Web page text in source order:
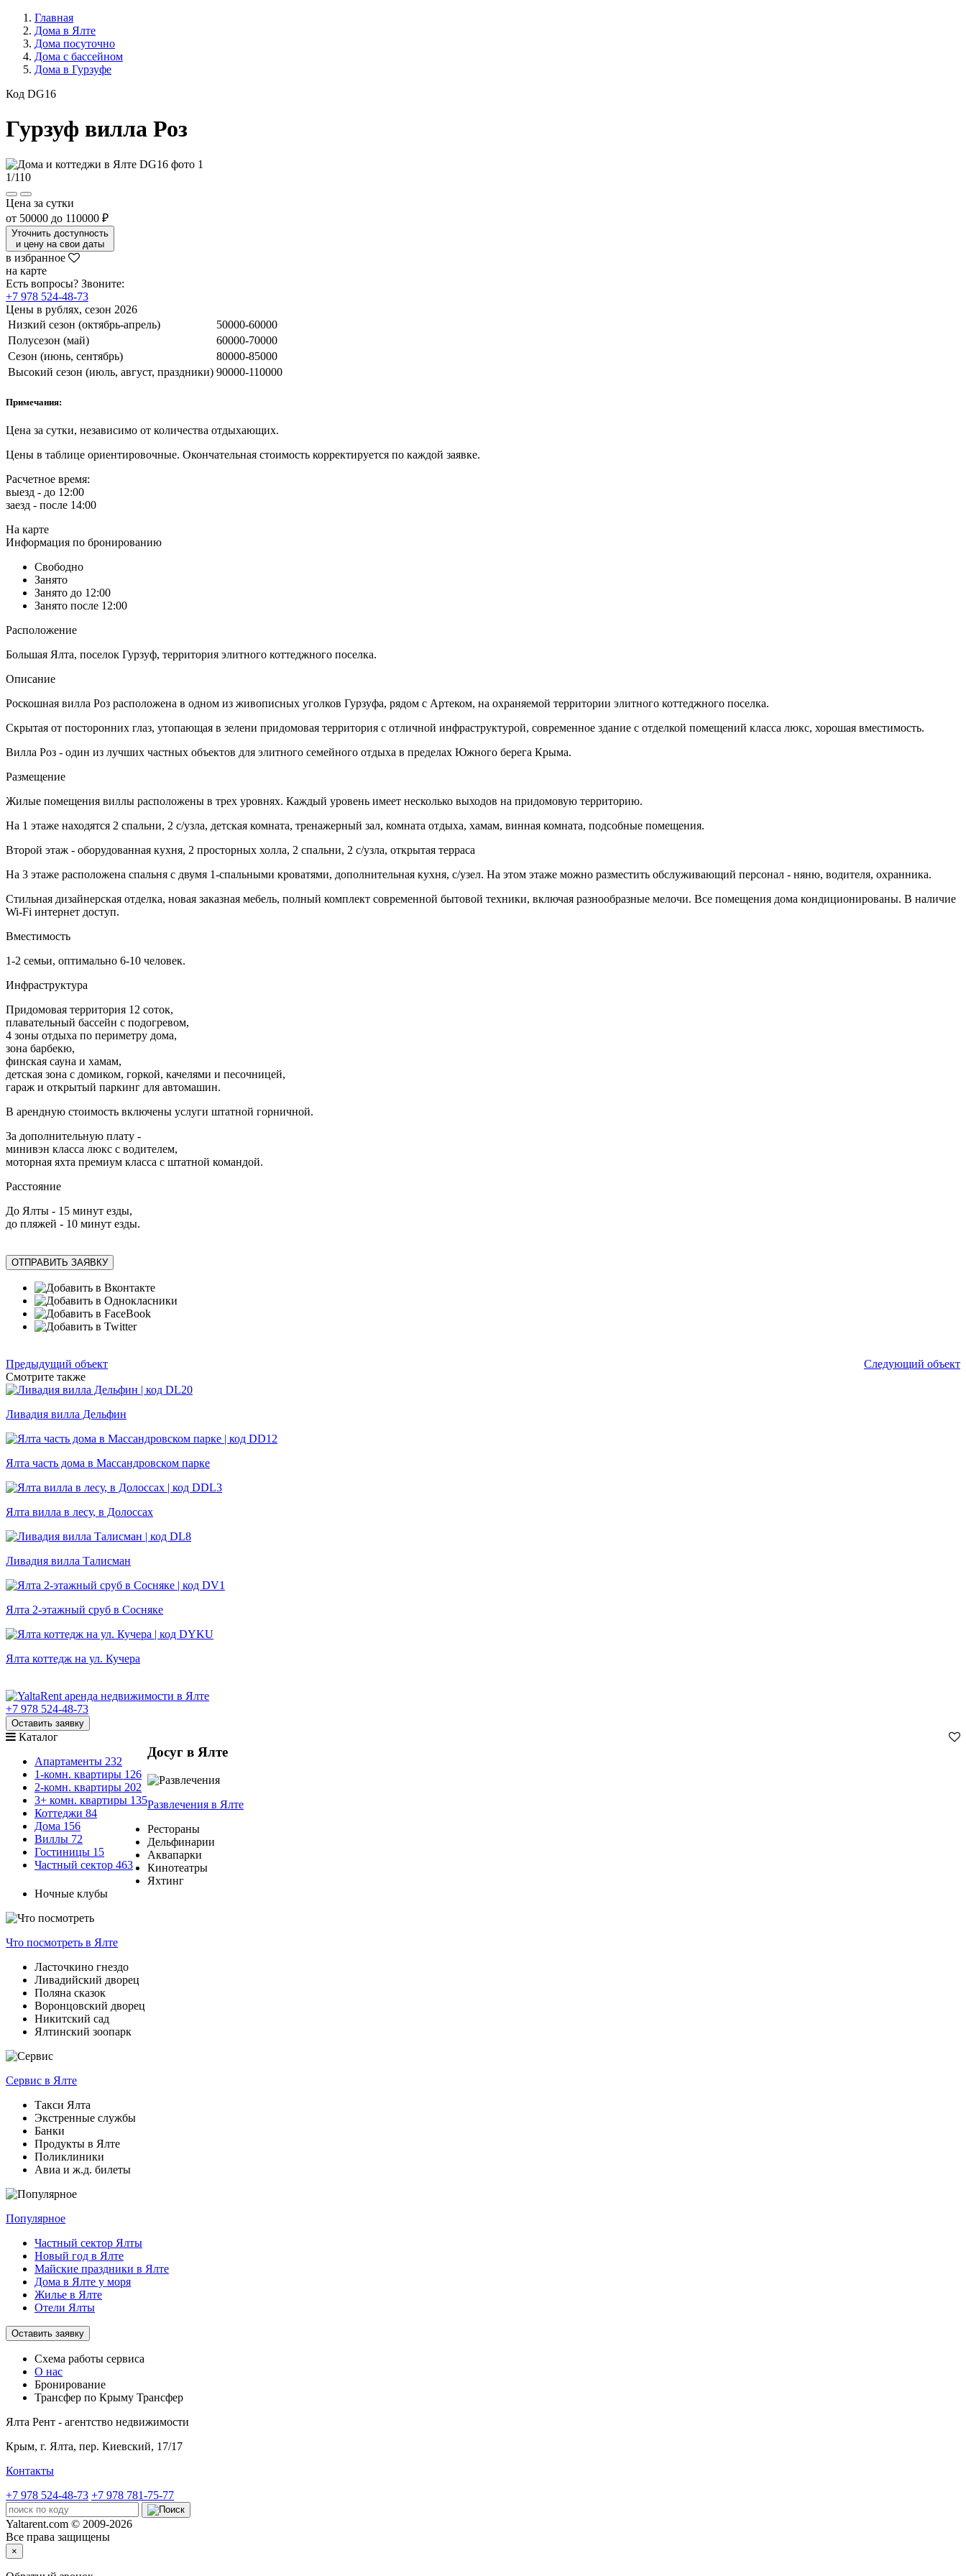
Главная
Дома в Ялте
Дома посуточно
Дома с бассейном
Дома в Гурзуфе
Код DG16
Гурзуф вилла Роз
1/110
Цена за сутки
от 50000 до 110000 ₽
Уточнить доступность
и цену на свои даты
в избранное
на карте
Есть вопросы? Звоните:
+7 978 524-48-73
Цены в рублях, сезон 2026
Низкий сезон (октябрь-апрель)
50000-60000
Полусезон (май)
60000-70000
Сезон (июнь, сентябрь)
80000-85000
Высокий сезон (июль, август, праздники) 90000-110000
Примечания:
Цена за сутки, независимо от количества отдыхающих.
Цены в таблице ориентировочные. Окончательная стоимость корректируется по каждой заявке.
Расчетное время:
выезд - до 12:00
заезд - после 14:00
На карте
Информация по бронированию
Свободно
Занято
Занято до 12:00
Занято после 12:00
Расположение
Большая Ялта, поселок Гурзуф, территория элитного коттеджного поселка.
Описание
Роскошная вилла Роз расположена в одном из живописных уголков Гурзуфа, рядом с Артеком, на охраняемой территории элитного коттеджного поселка.
Скрытая от посторонних глаз, утопающая в зелени придомовая территория с отличной инфраструктурой, современное здание с отделкой помещений класса люкс, хорошая вместимость.
Вилла Роз - один из лучших частных объектов для элитного семейного отдыха в пределах Южного берега Крыма.
Размещение
Жилые помещения виллы расположены в трех уровнях. Каждый уровень имеет несколько выходов на придомовую территорию.
На 1 этаже находятся 2 спальни, 2 с/узла, детская комната, тренажерный зал, комната отдыха, хамам, винная комната, подсобные помещения.
Второй этаж - оборудованная кухня, 2 просторных холла, 2 спальни, 2 с/узла, открытая терраса
На 3 этаже расположена спальня с двумя 1-спальными кроватями, дополнительная кухня, с/узел. На этом этаже можно разместить обслуживающий персонал - няню, водителя, охранника.
Стильная дизайнерская отделка, новая заказная мебель, полный комплект современной бытовой техники, включая разнообразные мелочи. Все помещения дома кондиционированы. В наличие
Wi-Fi интернет доступ.
Вместимость
1-2 семьи, оптимально 6-10 человек.
Инфраструктура
Придомовая территория 12 соток,
плавательный бассейн с подогревом,
4 зоны отдыха по периметру дома,
зона барбекю,
финская сауна и хамам,
детская зона с домиком, горкой, качелями и песочницей,
гараж и открытый паркинг для автомашин.
В арендную стоимость включены услуги штатной горничной.
За дополнительную плату -
минивэн класса люкс с водителем,
моторная яхта премиум класса с штатной командой.
Расстояние
До Ялты - 15 минут езды,
до пляжей - 10 минут езды.
ОТПРАВИТЬ ЗАЯВКУ
Предыдущий объект
Следующий объект
Смотрите также
Ливадия вилла Дельфин
Ялта часть дома в Массандровском парке
Ялта вилла в лесу, в Долоссах
Ливадия вилла Талисман
Ялта 2-этажный сруб в Сосняке
Ялта коттедж на ул. Кучера
+7 978 524-48-73
Оставить заявку
Каталог
Апартаменты 232
1-комн. квартиры 126
2-комн. квартиры 202
3+ комн. квартиры 135
Коттеджи 84
Дома 156
Виллы 72
Гостиницы 15
Частный сектор 463
Досуг в Ялте
Развлечения в Ялте
Рестораны
Дельфинарии
Аквапарки
Кинотеатры
Яхтинг
Ночные клубы
Что посмотреть в Ялте
Ласточкино гнездо
Ливадийский дворец
Поляна сказок
Воронцовский дворец
Никитский сад
Ялтинский зоопарк
Сервис в Ялте
Такси Ялта
Экстренные службы
Банки
Продукты в Ялте
Поликлиники
Авиа и ж.д. билеты
Популярное
Частный сектор Ялты
Новый год в Ялте
Майские праздники в Ялте
Дома в Ялте у моря
Жилье в Ялте
Отели Ялты
Оставить заявку
Схема работы сервиса
О нас
Бронирование
Трансфер по Крыму Трансфер
Ялта Рент - агентство недвижимости
Крым, г. Ялта, пер. Киевский, 17/17
Контакты
+7 978 524-48-73 +7 978 781-75-77
Yaltarent.com © 2009-2026
Все права защищены
×